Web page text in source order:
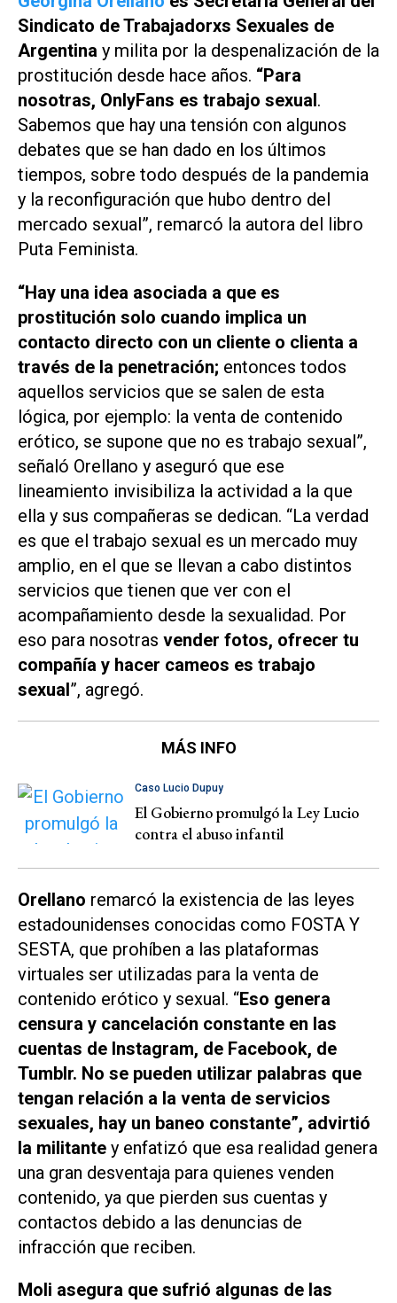
Sindicato de Trabajadorxs Sexuales de
Argentina y milita por la despenalización de la
prostitución desde hace años. “Para
nosotras, OnlyFans es trabajo sexual.
Sabemos que hay una tensión con algunos
debates que se han dado en los últimos
tiempos, sobre todo después de la pandemia
y la reconfiguración que hubo dentro del
mercado sexual”, remarcó la autora del libro
Puta Feminista.
“Hay una idea asociada a que es
prostitución solo cuando implica un
contacto directo con un cliente o clienta a
través de la penetración; entonces todos
aquellos servicios que se salen de esta
lógica, por ejemplo: la venta de contenido
erótico, se supone que no es trabajo sexual”,
señaló Orellano y aseguró que ese
lineamiento invisibiliza la actividad a la que
ella y sus compañeras se dedican. “La verdad
es que el trabajo sexual es un mercado muy
amplio, en el que se llevan a cabo distintos
servicios que tienen que ver con el
acompañamiento desde la sexualidad. Por
eso para nosotras vender fotos, ofrecer tu
compañía y hacer cameos es trabajo
sexual”, agregó.
MÁS INFO
Caso Lucio Dupuy
El Gobierno promulgó la Ley Lucio
contra el abuso infantil
Orellano remarcó la existencia de las leyes
estadounidenses conocidas como FOSTA Y
SESTA, que prohíben a las plataformas
virtuales ser utilizadas para la venta de
contenido erótico y sexual. “Eso genera
censura y cancelación constante en las
cuentas de Instagram, de Facebook, de
Tumblr. No se pueden utilizar palabras que
tengan relación a la venta de servicios
sexuales, hay un baneo constante”, advirtió
la militante y enfatizó que esa realidad genera
una gran desventaja para quienes venden
contenido, ya que pierden sus cuentas y
contactos debido a las denuncias de
infracción que reciben.
Moli asegura que sufrió algunas de las